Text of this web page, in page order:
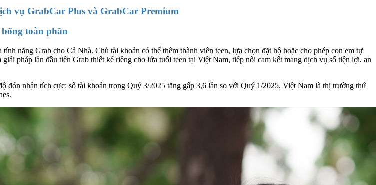
vụ GrabCar Plus và GrabCar Premium
toàn phần
năng Grab cho Cả Nhà. Chủ tài khoản có thể thêm thành viên teen, lựa chọn đặt hộ hoặc cho phép con em tự
pháp lần đầu tiên Grab thiết kế riêng cho lứa tuổi teen tại Việt Nam, tiếp nối cam kết mang dịch vụ số tiện lợi, an
nhận tích cực: số tài khoản trong Quý 3/2025 tăng gấp 3,6 lần so với Quý 1/2025. Việt Nam là thị trường thứ